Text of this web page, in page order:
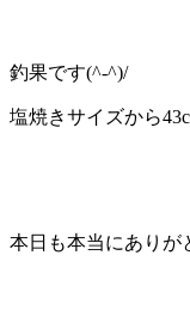
釣果です(^-^)/
塩焼きサイズから
本日も本当にありが